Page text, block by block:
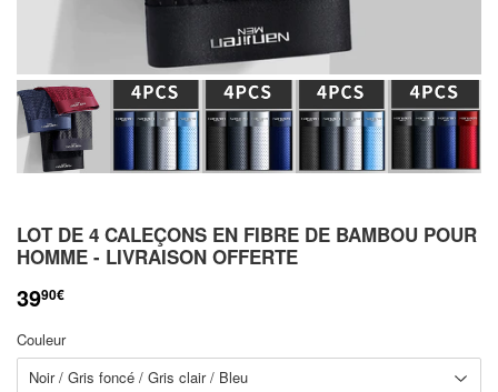
LOT DE 4 CALEÇONS EN FIBRE DE BAMBOU POUR
HOMME - LIVRAISON OFFERTE
3990€
Couleur